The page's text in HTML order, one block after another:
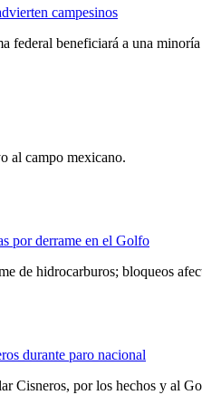
campesinos
federal beneficiará a una
al campo mexicano.
por derrame en el Golfo
de hidrocarburos; bloqueos
durante paro nacional
Cisneros, por los hechos y al